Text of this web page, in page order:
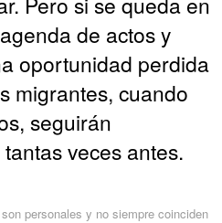
de actos y
oportunidad perdida
migrantes, cuando
seguirán
veces antes.
personales y no siempre coinciden